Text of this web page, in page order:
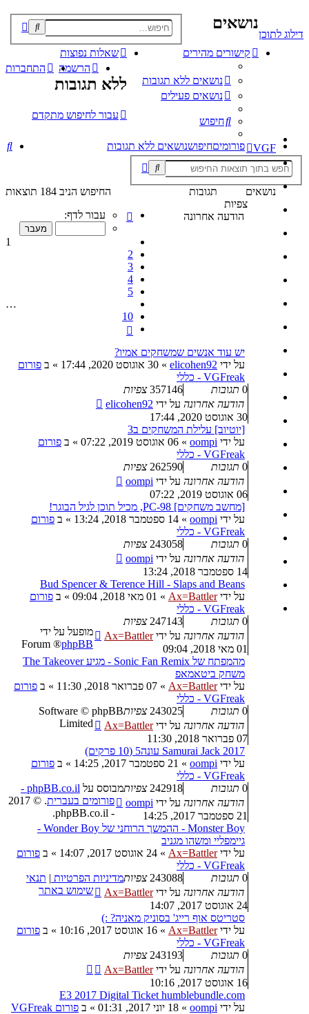
דילוג לתוכן
קישורים מהירים
נושאים ללא תגובות
נושאים פעילים
חיפוש
שאלות נפוצות
התחברות
הרשמה
VGF פורומיםחיפושנושאים ללא תגובות
נושאים
ללא תגובות
עבור לחיפוש מתקדם
החיפוש הניב 184 תוצאות
דף
מתוך
10
עבור לדף:
1
2
3
4
5
…
10
הבא
נושאים
תגובות
צפיות
הודעה אחרונה
יש עוד אנשים שמשחקים אמיו?
על ידי elicohen92
» 30 אוגוסט 2020, 17:44 » ב פורום
VGFreak - כללי
0 תגובות 357146 צפיות
הודעה אחרונה על ידי elicohen92
30 אוגוסט 2020, 17:44
[יוטיוב] עלילת המשחקים ב3
על ידי oompi
» 06 אוגוסט 2019, 07:22 » ב פורום
VGFreak - כללי
0 תגובות 262590 צפיות
הודעה אחרונה על ידי oompi
06 אוגוסט 2019, 07:22
[מחשב משחקים] PC-98, מכיל תוכן לגיל הבוגר!
על ידי oompi
» 14 ספטמבר 2018, 13:24 » ב פורום
VGFreak - כללי
0 תגובות 243058 צפיות
הודעה אחרונה על ידי oompi
14 ספטמבר 2018, 13:24
Bud Spencer & Terence Hill - Slaps and Beans
על ידיAx=Battler
» 01 מאי 2018, 09:04 » ב פורום
VGFreak - כללי
0 תגובות 247143 צפיות
הודעה אחרונה על ידיAx=Battler
01 מאי 2018, 09:04
מהמפתח של Sonic Fan Remix - מגיע The Takeover
משחק ביטאמאפ
על ידיAx=Battler
» 07 פברואר 2018, 11:30 » ב פורום
VGFreak - כללי
0 תגובות 243025 צפיות
הודעה אחרונה על ידיAx=Battler
07 פברואר 2018, 11:30
Samurai Jack 2017 עונה5 (10 פרקים)
על ידי oompi
» 21 ספטמבר 2017, 14:25 » ב פורום
VGFreak - כללי
0 תגובות 242918 צפיות
הודעה אחרונה על ידי oompi
21 ספטמבר 2017, 14:25
Monster Boy - ההמשך הרוחני של Wonder Boy -
גיימפליי ומשהו מגניב
על ידיAx=Battler
» 24 אוגוסט 2017, 14:07 » ב פורום
VGFreak - כללי
0 תגובות 243088 צפיות
הודעה אחרונה על ידיAx=Battler
24 אוגוסט 2017, 14:07
סטריטס אוף רייג' בסוניק מאניה? :)
על ידיAx=Battler
» 16 אוגוסט 2017, 10:16 » ב פורום
VGFreak - כללי
0 תגובות 243193 צפיות
הודעה אחרונה על ידיAx=Battler
16 אוגוסט 2017, 10:16
E3 2017 Digital Ticket humblebundle.com
על ידי oompi
» 18 יוני 2017, 01:31 » ב
פורום VGFreak
מופעל על ידי
phpBB
® Forum
Software © phpBB
Limited
מבוסס על
phpBB.co.il -
פורומים בעברית
. © 2017
- phpBB.co.il.
מדיניות הפרטיות | תנאי
שימוש באתר